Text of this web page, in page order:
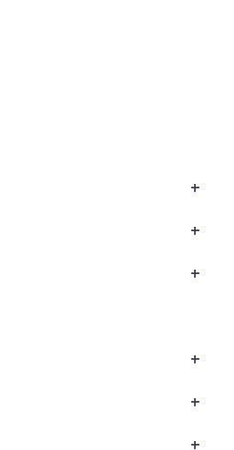
+
+
+
+
+
+